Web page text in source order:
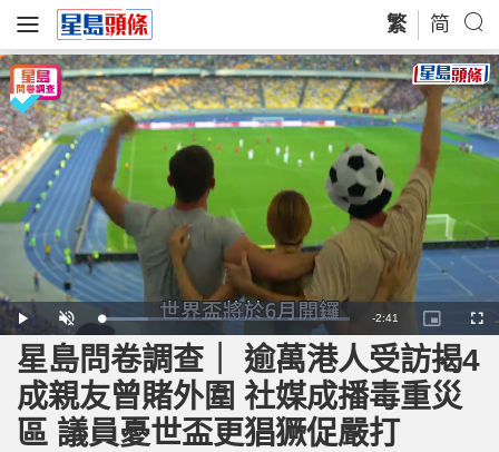
繁 简
P
l
a
y
U
n
m
u
t
e
L
o
a
d
e
d
:
1
9
.
3
9
R
e
m
a
-2:41
P
i
c
t
u
e
i
F
u
s
星島問卷調查｜ 逾萬港人受訪揭4
成親友曾賭外圍 社媒成播毒重災
區 議員憂世盃更猖獗促嚴打